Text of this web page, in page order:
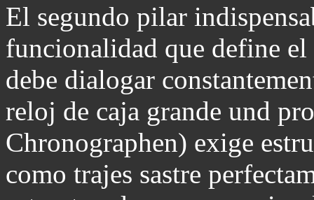
El segundo pilar
funcionalidad que define
debe dialogar
reloj de caja grande und
Chronographen) exige
como trajes sastre